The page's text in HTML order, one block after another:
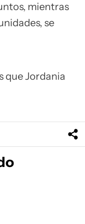
mientras
se
que Jordania